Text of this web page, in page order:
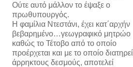
Ούτε αυτό μάλλον το έψαξε ο
πρωθυπουργός.
Η φαμίλια Ντεστάνι, έχει κατ΄αρχήν
βεβαρημένο…γεωγραφικό μητρώο
καθώς το Τέτοβο από το οποίο
προέρχεται και με το οποίο διατηρεί
άρρηκτους δεσμούς, αποτελεί